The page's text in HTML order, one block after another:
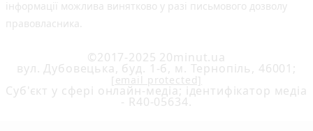
інформації можлива винятково у разі письмового дозволу
правовласника.
©2017-2025 20minut.ua
вул. Дубовецька, буд. 1-б, м. Тернопіль, 46001;
[email protected]
Cуб'єкт у сфері онлайн-медіа; ідентифікатор медіа
- R40-05634.